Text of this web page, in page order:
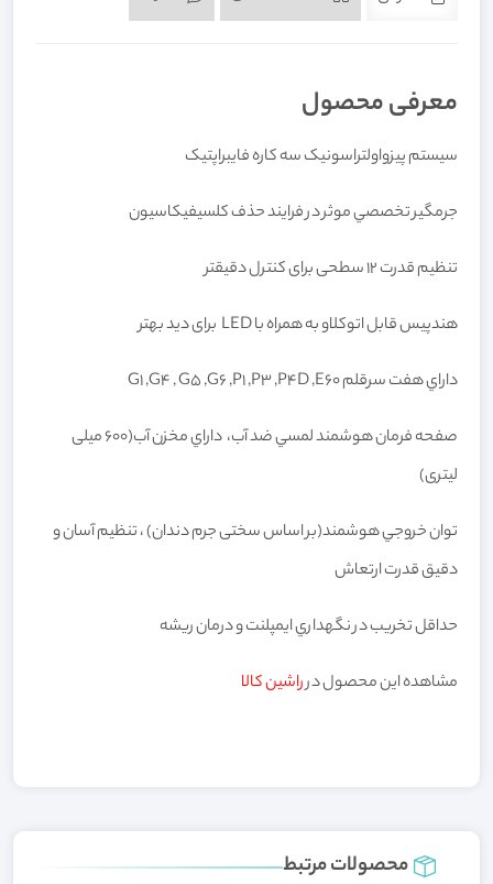
معرفی محصول
سيستم پيزواولتراسونيک سه کاره فايبراپتيک
جرمگير تخصصي موثر در فرايند حذف کلسيفيکاسيون
تنظیم قدرت 12 سطحی برای کنترل دقیقتر
هندپیس قابل اتوکلاو به همراه با LED برای دید بهتر
داراي هفت سرقلم G1 ,G4 , G5 ,G6 ,P1 ,P3 ,P4D ,E60
صفحه فرمان هوشمند لمسي ضد آب، داراي مخزن آب(600 میلی
لیتری)
توان خروجي هوشمند(بر اساس سختی جرم دندان) ، تنظيم آسان و
دقيق قدرت ارتعاش
حداقل تخريب در نگهداري ايمپلنت و درمان ريشه
مشاهده این محصول درراشین کالا
محصولات مرتبط